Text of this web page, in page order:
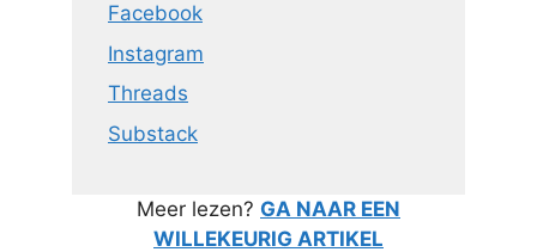
Facebook
Instagram
Threads
Substack
Meer lezen? GA NAAR EEN
WILLEKEURIG ARTIKEL